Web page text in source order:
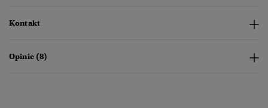
Kontakt
Opinie (8)